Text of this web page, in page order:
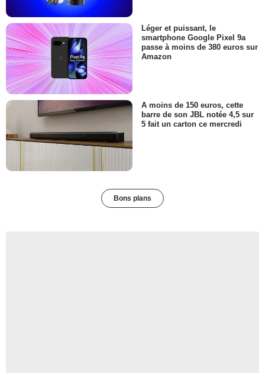
Léger et puissant, le
smartphone Google Pixel 9a
passe à moins de 380 euros sur
Amazon
A moins de 150 euros, cette
barre de son JBL notée 4,5 sur
5 fait un carton ce mercredi
Bons plans